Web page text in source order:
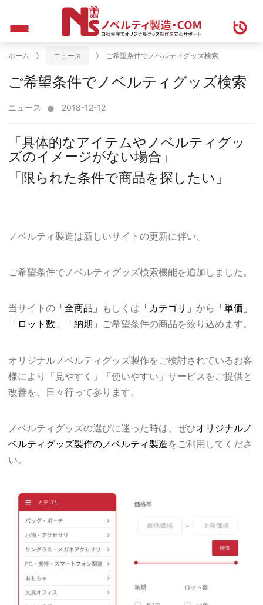
ホーム ニュース ご希望条件でノベルティグッズ検索
ご希望条件でノベルティグッズ検索
ニュース 2018-12-12
「具体的なアイテムやノベルティグッ
ズのイメージがない場合」
「限られた条件で商品を探したい」
ノベルティ製造は新しいサイトの更新に伴い、
ご希望条件でノベルティグッズ検索機能を追加しました。
当サイトの 「全商品」 もしくは 「カテゴリ」 から 「単価」
「ロット数」「納期」 ご希望条件の商品を絞り込めます。
オリジナルノベルティグッズ製作をご検討されているお客
様により「見やすく」「使いやすい」サービスをご提供と
改善を、日々行って参ります。
ノベルティグッズの選びに迷った時は、ぜひオリジナルノ
ベルティグッズ製作のノベルティ製造をご利用してくださ
い。